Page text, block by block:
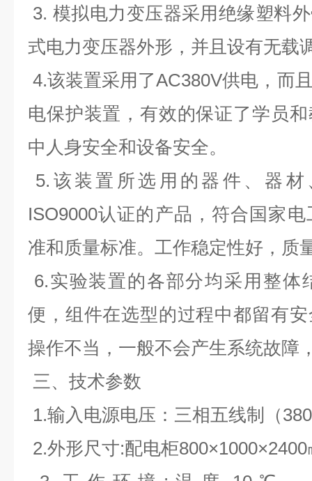
3. 模拟电力变压器采用绝缘塑料
式电力变压器外形，并且设有无载
4.该装置采用了AC380V供电，而
电保护装置，有效的保证了学员
中人身安全和设备安全。
5.该装置所选用的器件、器
ISO9000认证的产品，符合国家
准和质量标准。工作稳定性好，质
6.实验装置的各部分均采用整体
便，组件在选型的过程中都留有
操作不当，一般不会产生系统故障
三、技术参数
1.输入电源电压：三相五线制（
2.外形尺寸:配电柜800×1000×2400